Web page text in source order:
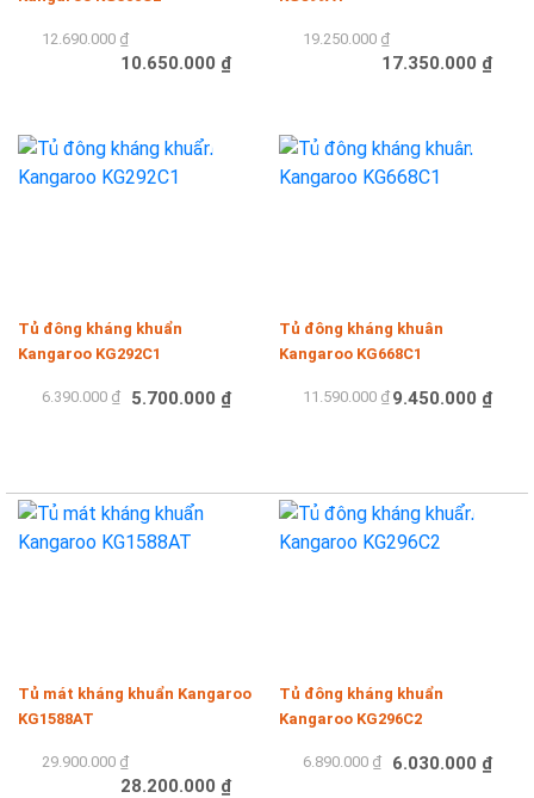
12.690.000 ₫
10.650.000 ₫
19.250.000 ₫
17.350.000 ₫
-11%
Tủ đông kháng khuẩn
Kangaroo KG292C1
6.390.000 ₫ 5.700.000 ₫
-18%
Tủ đông kháng khuân
Kangaroo KG668C1
11.590.000 ₫ 9.450.000 ₫
-6%
Tủ mát kháng khuẩn Kangaroo
KG1588AT
29.900.000 ₫
28.200.000 ₫
-12%
Tủ đông kháng khuẩn
Kangaroo KG296C2
6.890.000 ₫ 6.030.000 ₫